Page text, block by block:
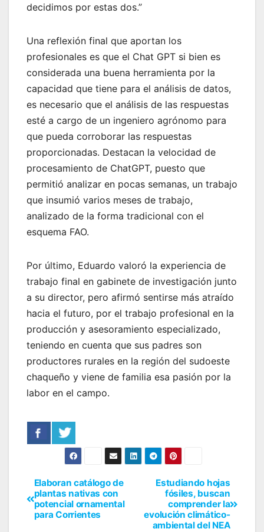
decidimos por estas dos.”
Una reflexión final que aportan los
profesionales es que el Chat GPT si bien es
considerada una buena herramienta por la
capacidad que tiene para el análisis de datos,
es necesario que el análisis de las respuestas
esté a cargo de un ingeniero agrónomo para
que pueda corroborar las respuestas
proporcionadas. Destacan la velocidad de
procesamiento de ChatGPT, puesto que
permitió analizar en pocas semanas, un trabajo
que insumió varios meses de trabajo,
analizado de la forma tradicional con el
esquema FAO.
Por último, Eduardo valoró la experiencia de
trabajo final en gabinete de investigación junto
a su director, pero afirmó sentirse más atraído
hacia el futuro, por el trabajo profesional en la
producción y asesoramiento especializado,
teniendo en cuenta que sus padres son
productores rurales en la región del sudoeste
chaqueño y viene de familia esa pasión por la
labor en el campo.
Estudiando hojas
fósiles, buscan
comprender la
evolución climático-
ambiental del NEA
Elaboran catálogo de
plantas nativas con
potencial ornamental
para Corrientes